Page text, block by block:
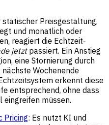
Preisgestaltung,
und monatlich oder
reagiert die Echtzeit-
jetztpassiert. Ein Anstieg
eine Stornierung durch
Wochenende
erkennt diese
entsprechend, ohne dass
eingreifen müssen.
Pricing: Es nutzt KI und